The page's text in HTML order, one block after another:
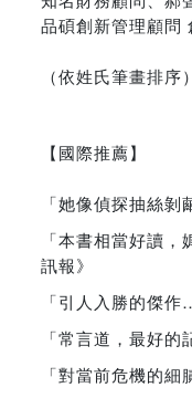
品碩創新管理顧問
（依姓氏筆畫排序）
【國際推薦】
「她像偵探抽絲
「本書相當好讀
訊報》
「引人入勝的傑
「常言道，最好
「對當前危機的